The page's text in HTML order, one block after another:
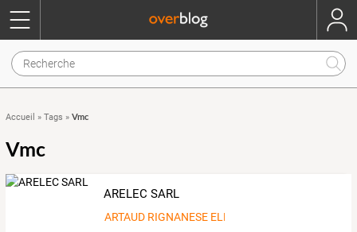
Accueil » Tags » Vmc
Vmc
ARELEC SARL
ARTAUD RIGNANESE ELECTRICITE SARL